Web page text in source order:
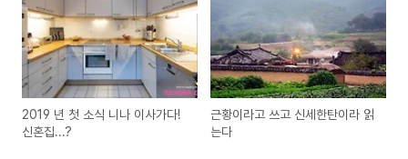
2019 년 첫 소식 니나 이사가다!
신혼집...?
근황이라고 쓰고 신세한탄이라 읽
는다